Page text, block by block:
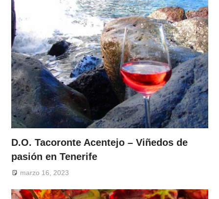
D.O. Tacoronte Acentejo – Viñedos de
pasión en Tenerife
marzo 16, 2023